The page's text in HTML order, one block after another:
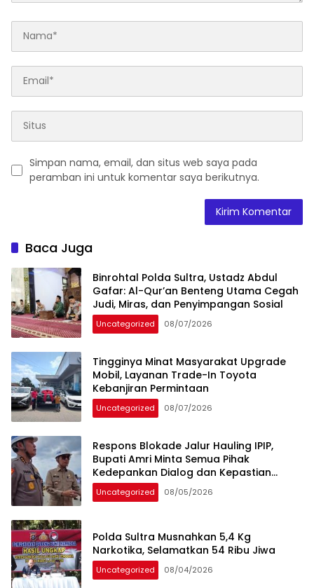
Simpan nama, email, dan situs web saya pada
peramban ini untuk komentar saya berikutnya.
Baca Juga
Binrohtal Polda Sultra, Ustadz Abdul
Gafar: Al-Qur’an Benteng Utama Cegah
Judi, Miras, dan Penyimpangan Sosial
Uncategorized 08/07/2026
Tingginya Minat Masyarakat Upgrade
Mobil, Layanan Trade-In Toyota
Kebanjiran Permintaan
Uncategorized 08/07/2026
Respons Blokade Jalur Hauling IPIP,
Bupati Amri Minta Semua Pihak
Kedepankan Dialog dan Kepastian
Hukum
Uncategorized 08/05/2026
Polda Sultra Musnahkan 5,4 Kg
Narkotika, Selamatkan 54 Ribu Jiwa
Uncategorized 08/04/2026